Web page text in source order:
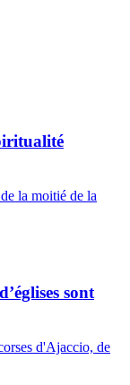
la moitié de la
sont
d'Ajaccio, de